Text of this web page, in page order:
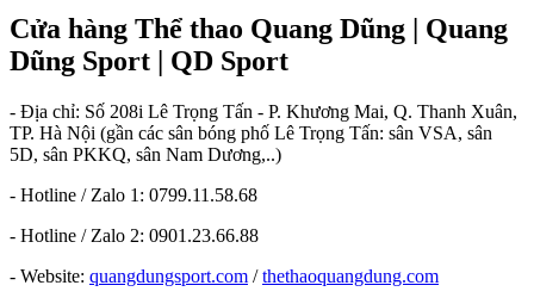
Cửa hàng Thể thao Quang Dũng | Quang
Dũng Sport | QD Sport
- Địa chỉ: Số 208i Lê Trọng Tấn - P. Khương Mai, Q. Thanh Xuân,
TP. Hà Nội (gần các sân bóng phố Lê Trọng Tấn: sân VSA, sân
5D, sân PKKQ, sân Nam Dương,..)
- Hotline / Zalo 1: 0799.11.58.68
- Hotline / Zalo 2: 0901.23.66.88
- Website: quangdungsport.com /thethaoquangdung.com